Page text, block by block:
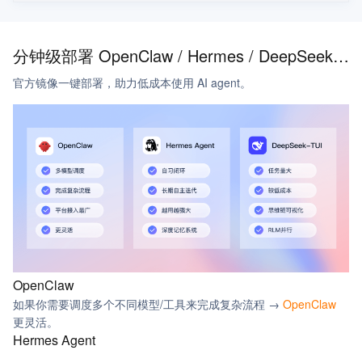
分钟级部署 OpenClaw / Hermes / DeepSeek - TUI
官方镜像一键部署，助力低成本使用 AI agent。
OpenClaw
如果你需要调度多个不同模型/工具来完成复杂流程 → OpenClaw
更灵活。
Hermes Agent